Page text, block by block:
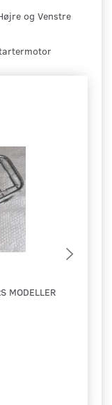
og Venstre
MODELLER